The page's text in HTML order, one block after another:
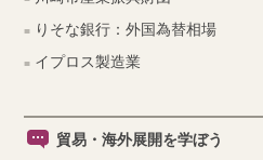
りそな銀行：外国為替相場
イプロス製造業
貿易・海外展開を学ぼう